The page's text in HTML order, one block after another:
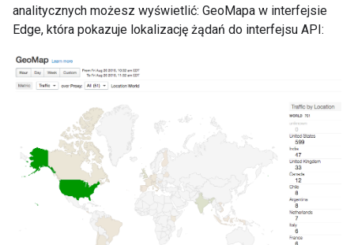
analitycznych możesz wyświetlić: GeoMapa w interfejsie
Edge, która pokazuje lokalizację żądań do interfejsu API: